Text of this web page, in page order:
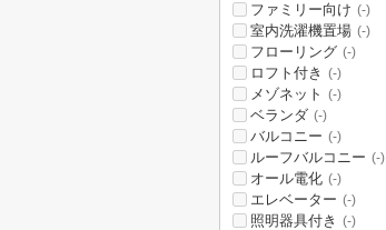
ファミリー向け (-)
室内洗濯機置場 (-)
フローリング (-)
ロフト付き (-)
メゾネット (-)
ベランダ (-)
バルコニー (-)
ルーフバルコニー (-)
オール電化 (-)
エレベーター (-)
照明器具付き (-)